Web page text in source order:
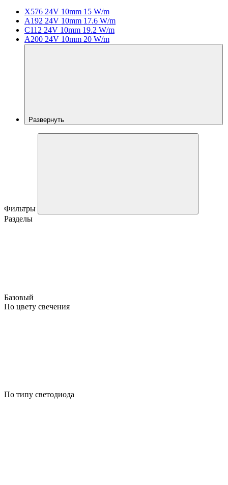
X576 24V 10mm 15 W/m
A192 24V 10mm 17.6 W/m
C112 24V 10mm 19.2 W/m
A200 24V 10mm 20 W/m
Развернуть
Фильтры
Разделы
Базовый
По цвету свечения
По типу светодиода